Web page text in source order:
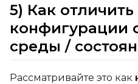
5) Как отличить
конфигурации
среды /
Рассматривайте это как